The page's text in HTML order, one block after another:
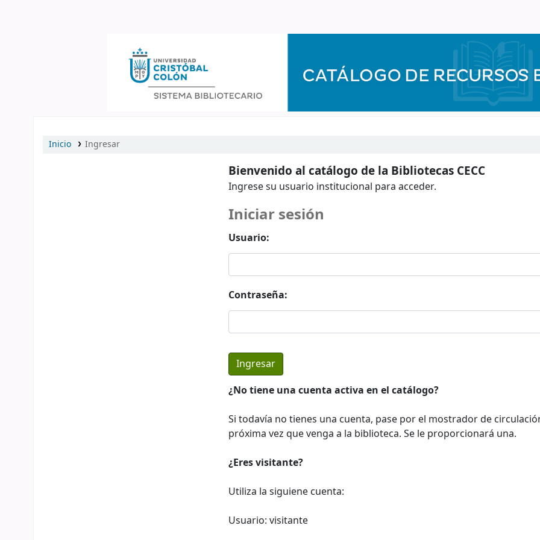
Inicio Ingresar
Bienvenido al catálogo de la Bibliotecas CECC
Ingrese su usuario institucional para acceder.
Iniciar sesión
Usuario:
Contraseña:
¿No tiene una cuenta activa en el catálogo?
Si todavía no tienes una cuenta, pase por el mostrador de
próxima vez que venga a la biblioteca. Se le proporcionará una.
¿Eres visitante?
Utiliza la siguiene cuenta:
Usuario: visitante